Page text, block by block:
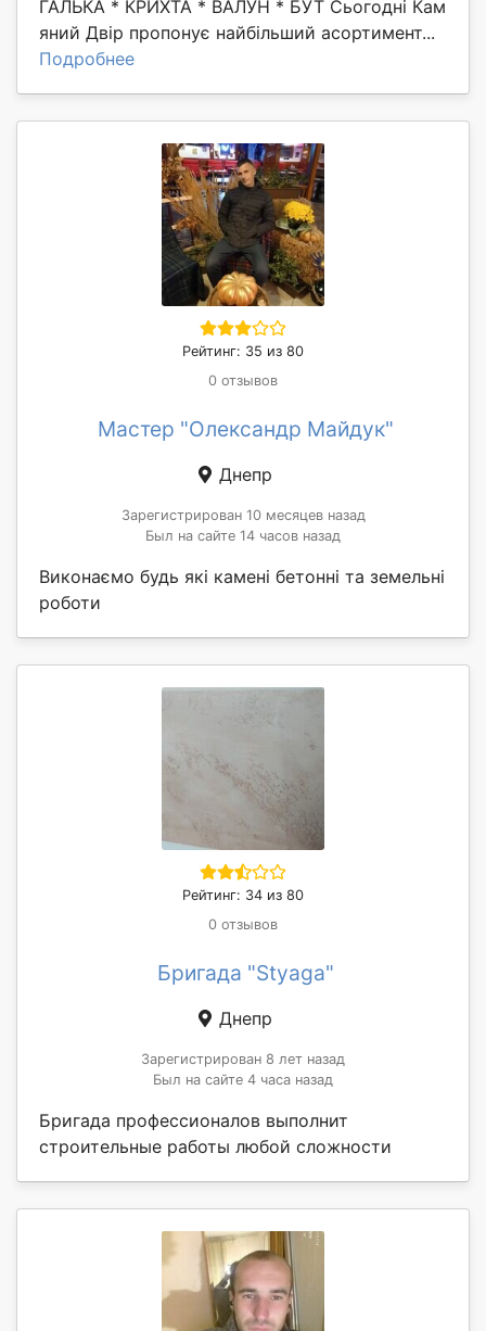
ГАЛЬКА * КРИХТА * ВАЛУН * БУТ Сьогодні Кам
яний Двір пропонує найбільший асортимент...
Подробнее
Рейтинг: 35 из 80
0 отзывов
Мастер "Олександр Майдук"
Днепр
Зарегистрирован 10 месяцев назад
Был на сайте 14 часов назад
Виконаємо будь які камені бетонні та земельні
роботи
Рейтинг: 34 из 80
0 отзывов
Бригада "Styaga"
Днепр
Зарегистрирован 8 лет назад
Был на сайте 4 часа назад
Бригада профессионалов выполнит
строительные работы любой сложности